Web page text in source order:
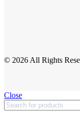
© 2026 All Rights
Close